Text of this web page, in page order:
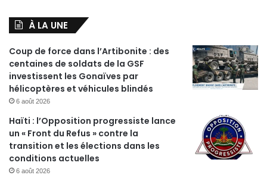
À LA UNE
Coup de force dans l’Artibonite : des
centaines de soldats de la GSF
investissent les Gonaïves par
hélicoptères et véhicules blindés
6 août 2026
Haïti : l’Opposition progressiste lance
un « Front du Refus » contre la
transition et les élections dans les
conditions actuelles
6 août 2026